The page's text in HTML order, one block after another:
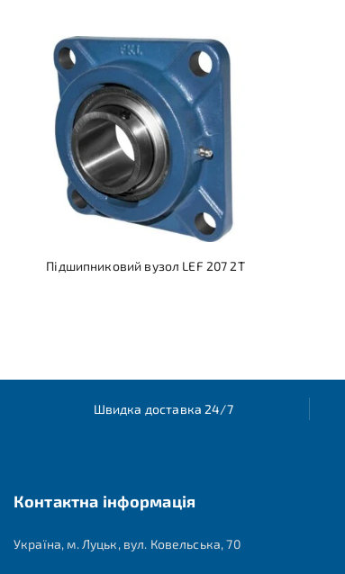
Підшипниковий вузол LEF 207 2T
Швидка доставка 24/7
Контактна інформація
Україна, м. Луцьк, вул. Ковельська, 70